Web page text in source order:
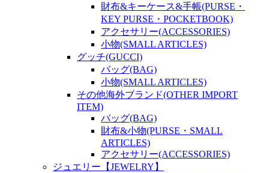
財布&キーケース&手帳(PURSE・
KEY PURSE・POCKETBOOK)
アクセサリー(ACCESSORIES)
小物(SMALL ARTICLES)
グッチ(GUCCI)
バッグ(BAG)
小物(SMALL ARTICLES)
その他海外ブランド(OTHER IMPORT
ITEM)
バッグ(BAG)
財布&小物(PURSE・SMALL
ARTICLES)
アクセサリー(ACCESSORIES)
ジュエリー【JEWELRY】